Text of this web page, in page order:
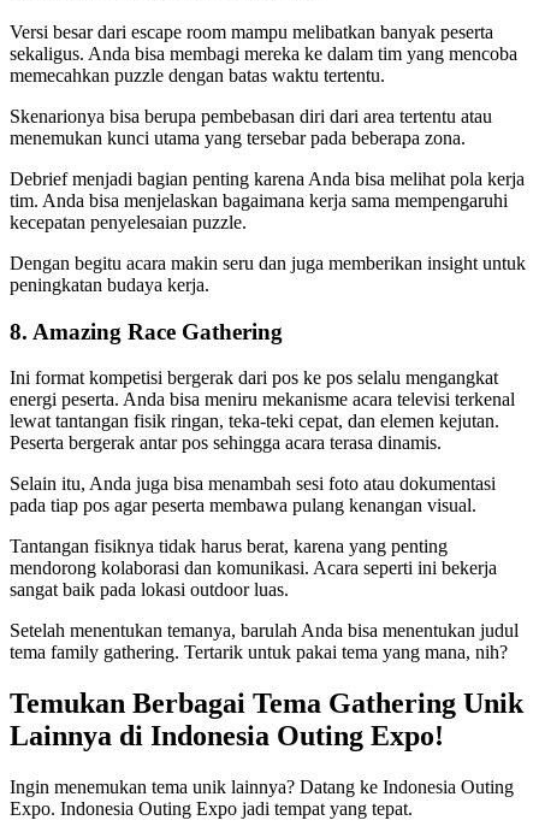
Versi besar dari escape room mampu melibatkan banyak peserta
sekaligus. Anda bisa membagi mereka ke dalam tim yang mencoba
memecahkan puzzle dengan batas waktu tertentu.
Skenarionya bisa berupa pembebasan diri dari area tertentu atau
menemukan kunci utama yang tersebar pada beberapa zona.
Debrief menjadi bagian penting karena Anda bisa melihat pola kerja
tim. Anda bisa menjelaskan bagaimana kerja sama mempengaruhi
kecepatan penyelesaian puzzle.
Dengan begitu acara makin seru dan juga memberikan insight untuk
peningkatan budaya kerja.
8. Amazing Race Gathering
Ini format kompetisi bergerak dari pos ke pos selalu mengangkat
energi peserta. Anda bisa meniru mekanisme acara televisi terkenal
lewat tantangan fisik ringan, teka-teki cepat, dan elemen kejutan.
Peserta bergerak antar pos sehingga acara terasa dinamis.
Selain itu, Anda juga bisa menambah sesi foto atau dokumentasi
pada tiap pos agar peserta membawa pulang kenangan visual.
Tantangan fisiknya tidak harus berat, karena yang penting
mendorong kolaborasi dan komunikasi. Acara seperti ini bekerja
sangat baik pada lokasi outdoor luas.
Setelah menentukan temanya, barulah Anda bisa menentukan judul
tema family gathering. Tertarik untuk pakai tema yang mana, nih?
Temukan Berbagai Tema Gathering Unik
Lainnya di Indonesia Outing Expo!
Ingin menemukan tema unik lainnya? Datang ke Indonesia Outing
Expo. Indonesia Outing Expo jadi tempat yang tepat.